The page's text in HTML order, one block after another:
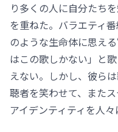
り多くの人に自分たち
を重ねた。バラエティ
のような生命体に思え
はこの歌しかない」と
えない。しかし、彼ら
聴者を笑わせて、また
アイデンティティを人々